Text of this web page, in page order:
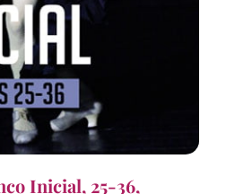
Inicial, 25-36,